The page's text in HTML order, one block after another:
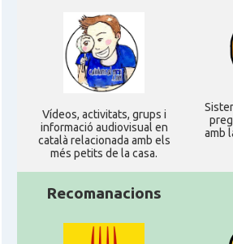
Ví­deos, activitats, grups i
informació audiovisual en
català relacionada amb els
més petits de la casa.
amb
Recomanacions